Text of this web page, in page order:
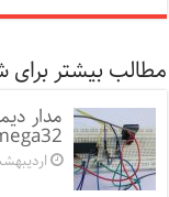
مطالب بیشتر برای
اردیبهشت